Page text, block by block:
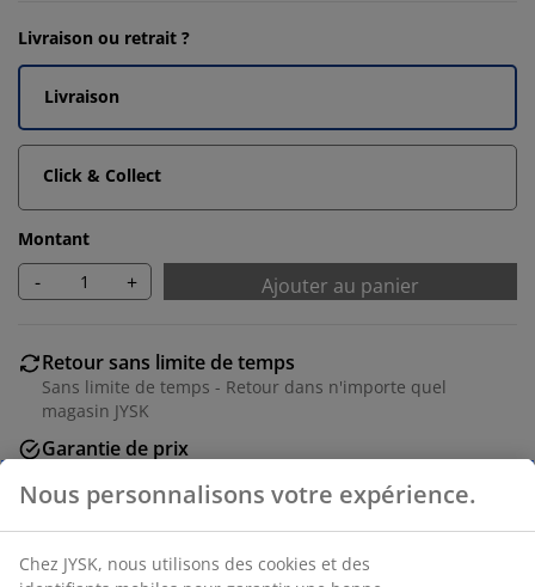
Livraison ou retrait ?
Livraison
Click & Collect
Montant
- + Ajouter au panier
Retour sans limite de temps
Sans limite de temps - Retour dans n'importe quel
magasin JYSK
Garantie de prix
Options de livraison flexibles
Livraison facile et rapide
Nous personnalisons votre expérience.
Chez JYSK, nous utilisons des cookies et des